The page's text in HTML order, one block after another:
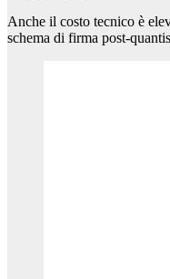
Anche il costo tecnico è
schema di firma post-